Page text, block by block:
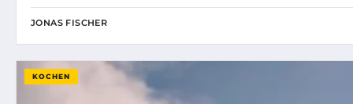
JONAS FISCHER
KOCHEN